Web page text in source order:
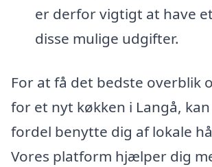
er derfor vigtigt at have
disse mulige udgifter.
For at få det bedste overblik
for et nyt køkken i Langå,
fordel benytte dig af lokale
Vores platform hjælper dig